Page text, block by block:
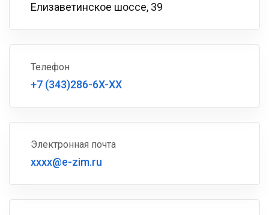
Елизаветинское шоссе, 39
Телефон
+7 (343)286-6X-XX
Электронная почта
xxxx@e-zim.ru